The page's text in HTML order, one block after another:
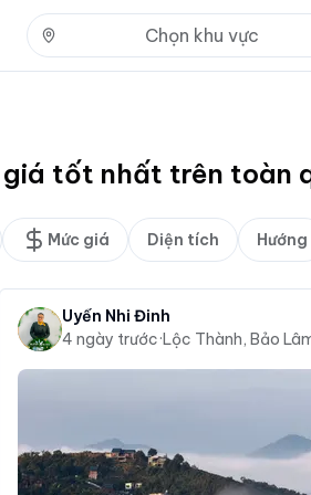
Chọn khu vực
tốt nhất trên toàn
Mức giá Diện tích Hướng
Uyển Nhi Đinh
4 ngày trước·Lộc Thành, Bảo